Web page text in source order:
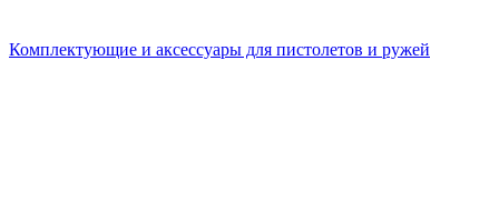
Комплектующие и аксессуары для пистолетов и ружей